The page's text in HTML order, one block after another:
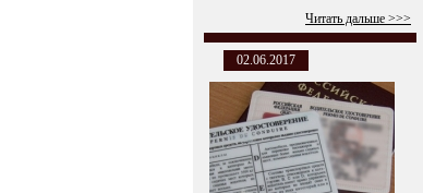
Читать дальше >>>
02.06.2017